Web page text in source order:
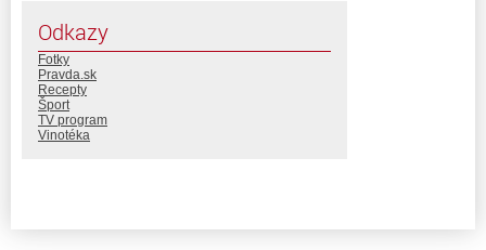
Odkazy
Fotky
Pravda.sk
Recepty
Šport
TV program
Vinotéka